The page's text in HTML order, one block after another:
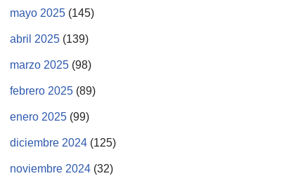
mayo 2025 (145)
abril 2025 (139)
marzo 2025 (98)
febrero 2025 (89)
enero 2025 (99)
diciembre 2024 (125)
noviembre 2024 (32)